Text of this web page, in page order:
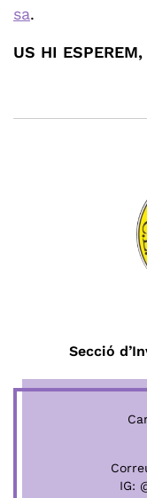
sa.
US HI
Secció
IG: